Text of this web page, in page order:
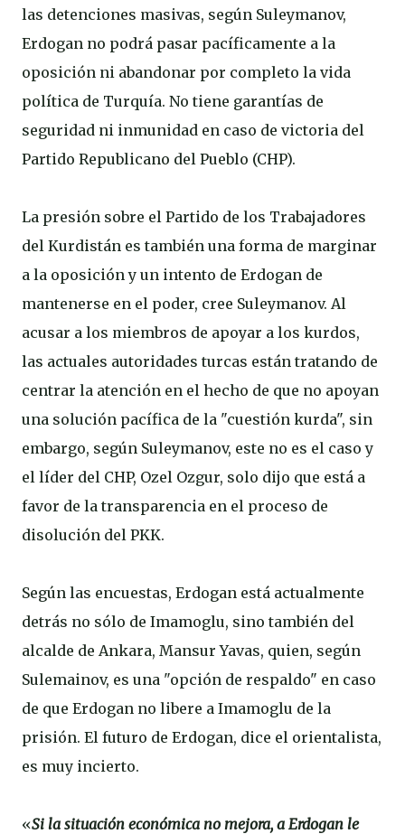
las detenciones masivas, según Suleymanov,
Erdogan no podrá pasar pacíficamente a la
oposición ni abandonar por completo la vida
política de Turquía. No tiene garantías de
seguridad ni inmunidad en caso de victoria del
Partido Republicano del Pueblo (CHP).
La presión sobre el Partido de los Trabajadores
del Kurdistán es también una forma de marginar
a la oposición y un intento de Erdogan de
mantenerse en el poder, cree Suleymanov. Al
acusar a los miembros de apoyar a los kurdos,
las actuales autoridades turcas están tratando de
centrar la atención en el hecho de que no apoyan
una solución pacífica de la "cuestión kurda", sin
embargo, según Suleymanov, este no es el caso y
el líder del CHP, Ozel Ozgur, solo dijo que está a
favor de la transparencia en el proceso de
disolución del PKK.
Según las encuestas, Erdogan está actualmente
detrás no sólo de Imamoglu, sino también del
alcalde de Ankara, Mansur Yavas, quien, según
Sulemainov, es una "opción de respaldo" en caso
de que Erdogan no libere a Imamoglu de la
prisión. El futuro de Erdogan, dice el orientalista,
es muy incierto.
«Si la situación económica no mejora, a Erdogan le